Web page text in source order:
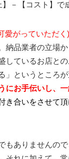
－【コスト】で
愛がっていただ
納品業者の立場
ているお店と
というところ
にお手伝いし、
き合いをさせて
もありませんの